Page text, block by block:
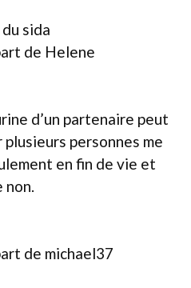
sida
de Helene
d’un partenaire peut
personnes me
en fin de vie et
de michael37